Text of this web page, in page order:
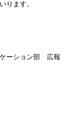
ります。
ーション部 広報